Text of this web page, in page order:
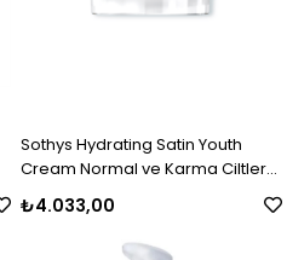
Sothys Hydrating Satin Youth
Cream Normal ve Karma Ciltler
İçin Yoğun Nemlendirici Anti
Aging Krem 50 ml
₺4.033,00